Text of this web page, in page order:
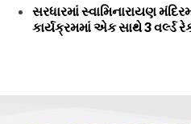
સરધારમાં સ્વામિનારાયણ
કાર્યક્રમમાં એક સાથે 3 વર્લ્ડ